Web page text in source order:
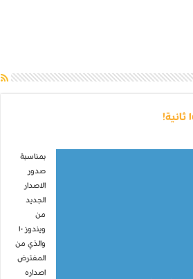
بمناسبة
صدور
الاصدار
الجديد
من
ويندوز ١٠
والذي من
المفترض
اصداره